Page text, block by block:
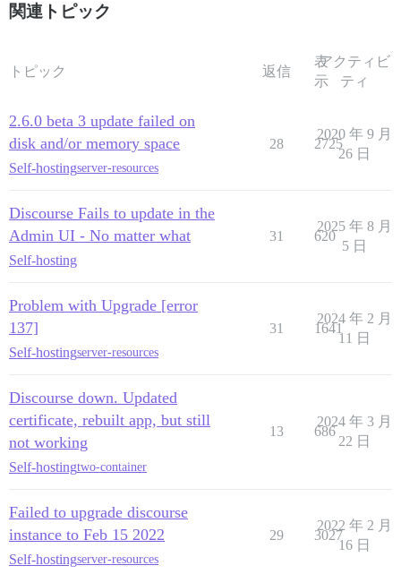
関連トピック
トピック 返信
表
示
アクティビ
ティ
2.6.0 beta 3 update failed on
disk and/or memory space
Self-hostingserver-resources
28 2725
2020 年 9 月
26 日
Discourse Fails to update in the
Admin UI - No matter what
Self-hosting
31 620
2025 年 8 月
5 日
Problem with Upgrade [error
137]
Self-hostingserver-resources
31 1641
2024 年 2 月
11 日
Discourse down. Updated
certificate, rebuilt app, but still
not working
Self-hostingtwo-container
13 686
2024 年 3 月
22 日
Failed to upgrade discourse
instance to Feb 15 2022
Self-hostingserver-resources
29 3027
2022 年 2 月
16 日